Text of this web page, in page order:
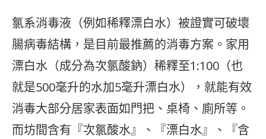
氯系消毒液（例如稀釋漂白水）被證實可破壞
腸病毒結構，是目前最推薦的消毒方案。家用
漂白水（成分為次氯酸鈉）稀釋至1:100（也
就是500毫升的水加5毫升漂白水），就能有效
消毒大部分居家表面如門把、桌椅、廁所等。
而坊間含有『次氯酸水』、『漂白水』、『含